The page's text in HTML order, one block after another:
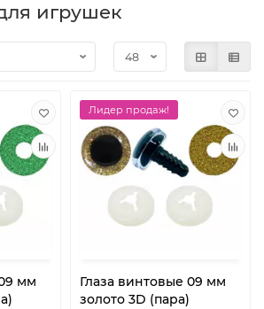
игрушек
мм
Лидер продаж!
Глаза винтовые 09 мм
золото 3D (пара)